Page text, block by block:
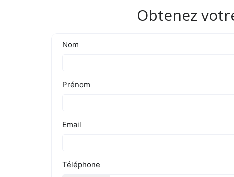
Obtenez